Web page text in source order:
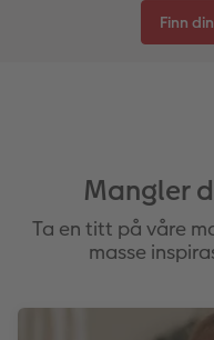
Finn
Mangler
Ta en titt på våre
masse